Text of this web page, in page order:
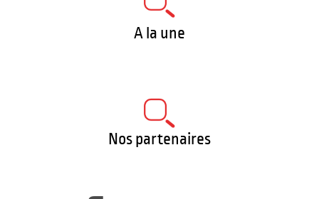
A la une
Nos partenaires